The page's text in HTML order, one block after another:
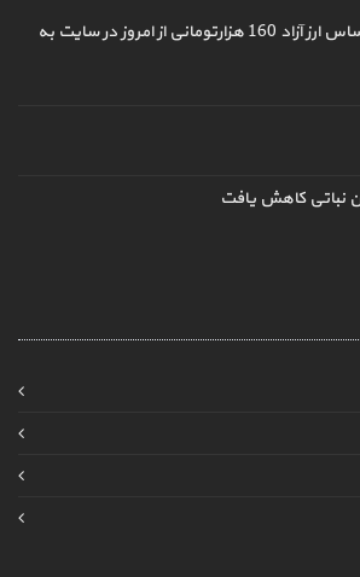
تمام قیمتهای روغن بر اساس ارز آزاد 160 هزارتومانی از امروز در سایت به
نباتی کاهش یافت